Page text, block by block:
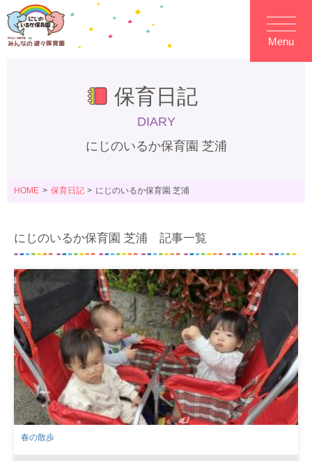
Menu
保育日記
DIARY
にじのいるか保育園 芝浦
HOME 保育日記 にじのいるか保育園 芝浦
にじのいるか保育園 芝浦 記事一覧
春の散歩